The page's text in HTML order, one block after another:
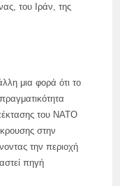
του Ιράν, της
μια φορά ότι το
του ΝΑΤΟ
στην
την περιοχή
πηγή